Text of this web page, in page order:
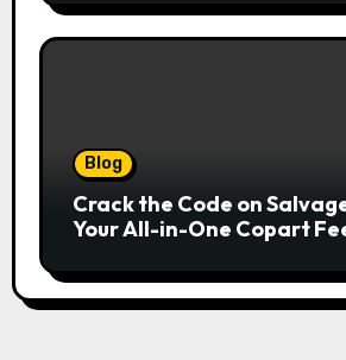
Blog
Crack the Code on
Your All-in-One Copart